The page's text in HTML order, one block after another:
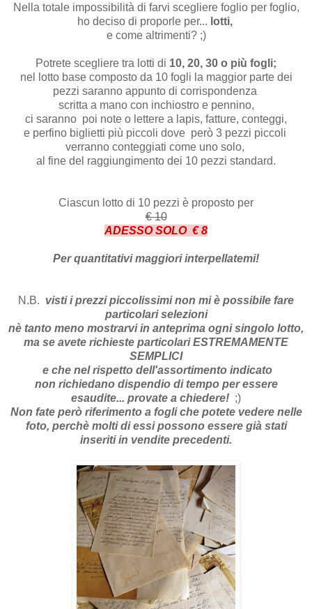
Nella totale impossibilità di farvi scegliere foglio per foglio,
ho deciso di proporle per... lotti,
e come altrimenti? ;)
Potrete scegliere tra lotti di 10, 20, 30 o più fogli;
nel lotto base composto da 10 fogli la maggior parte dei
pezzi saranno appunto di corrispondenza
scritta a mano con inchiostro e pennino,
ci saranno poi note o lettere a lapis, fatture, conteggi,
e perfino biglietti più piccoli dove però 3 pezzi piccoli
verranno conteggiati come uno solo,
al fine del raggiungimento dei 10 pezzi standard.
Ciascun lotto di 10 pezzi è proposto per
€ 10
ADESSO SOLO € 8
Per quantitativi maggiori interpellatemi!
N.B. visti i prezzi piccolissimi non mi è possibile fare
particolari selezioni
nè tanto meno mostrarvi in anteprima ogni singolo lotto,
ma se avete richieste particolari ESTREMAMENTE
SEMPLICI
e che nel rispetto dell'assortimento indicato
non richiedano dispendio di tempo per essere
esaudite... provate a chiedere! ;)
Non fate però riferimento a fogli che potete vedere nelle
foto, perchè molti di essi possono essere già stati
inseriti in vendite precedenti.